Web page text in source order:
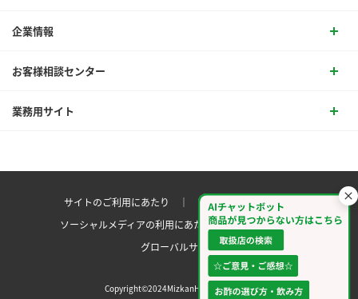
企業情報
お客様相談センター
業務用サイト
サイトのご利用にあたり ｜ プライバシーポリシー
ソーシャルメディアの利用にあたりサイトマップ ｜
グローバルサイト
Copyright©2024MizkanHoldingsCo.Ltd.